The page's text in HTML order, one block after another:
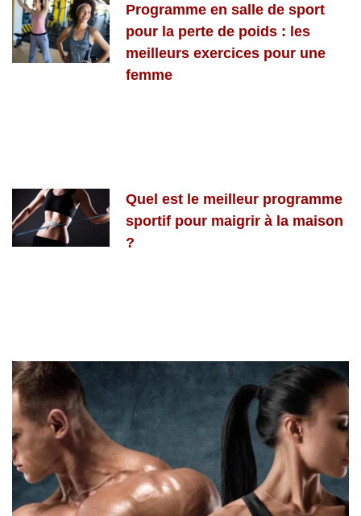
Programme en salle de sport
pour la perte de poids : les
meilleurs exercices pour une
femme
Quel est le meilleur programme
sportif pour maigrir à la maison
?